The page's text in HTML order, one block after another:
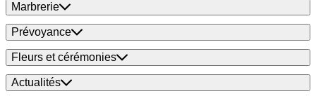
Marbrerie
Prévoyance
Fleurs et cérémonies
Actualités